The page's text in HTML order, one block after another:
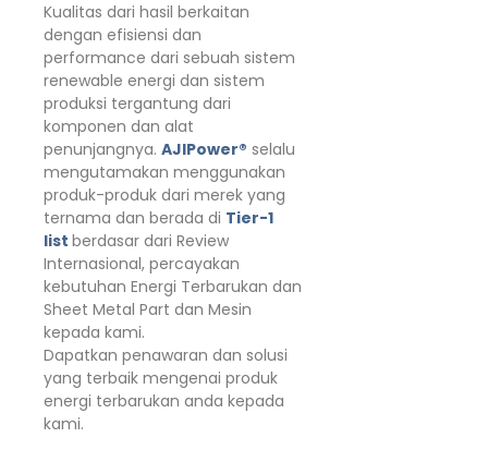
Kualitas dari hasil berkaitan
dengan efisiensi dan
performance dari sebuah sistem
renewable energi dan sistem
produksi tergantung dari
komponen dan alat
penunjangnya. AJIPower® selalu
mengutamakan menggunakan
produk-produk dari merek yang
ternama dan berada di Tier-1
list berdasar dari Review
Internasional, percayakan
kebutuhan Energi Terbarukan dan
Sheet Metal Part dan Mesin
kepada kami.
Dapatkan penawaran dan solusi
yang terbaik mengenai produk
energi terbarukan anda kepada
kami.